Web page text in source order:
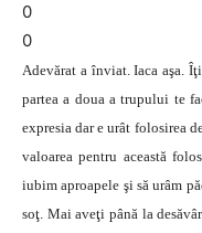
0
0
Adevărat a înviat. Iaca aşa.
partea a doua a trupului te
expresia dar e urât folosirea
valoarea pentru această
iubim aproapele şi să urâm
soţ. Mai aveţi până la